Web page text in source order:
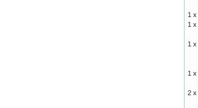
1 x
1 x
1 x
1 x
2 x